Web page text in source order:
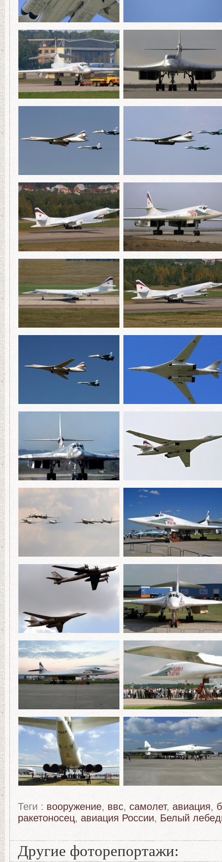
Теги : вооружение, ввс, самолет, авиация,
ракетоносец, авиация России, Белый
Другие фоторепортажи: